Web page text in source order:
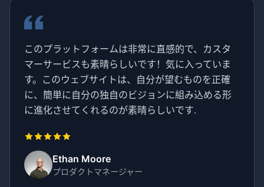
このプラットフォームは非常に直感的で、カスタ
マーサービスも素晴らしいです！気に入っていま
す。このウェブサイトは、自分が望むものを正確
に、簡単に自分の独自のビジョンに組み込める形
に進化させてくれるのが素晴らしいです.
Ethan Moore
プロダクトマネージャー